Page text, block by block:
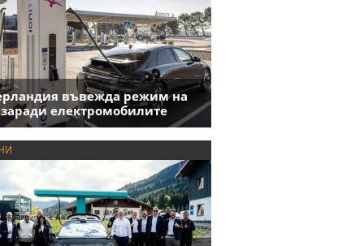
въвежда режим на
заради електромобилите